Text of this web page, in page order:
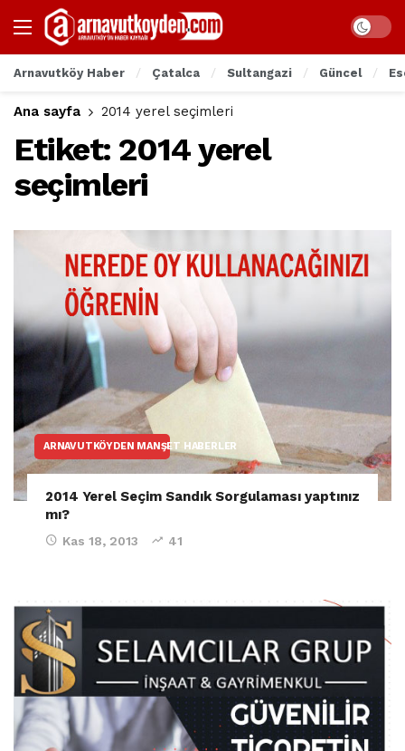
Arnavutköy Haber Çatalca Sultangazi Güncel
Ana sayfa 2014 yerel seçimleri
Etiket: 2014 yerel
seçimleri
ARNAVUTKÖYDEN MANŞET HABERLER
2014 Yerel Seçim Sandık Sorgulaması yaptınız
mı?
Kas 18, 2013 41